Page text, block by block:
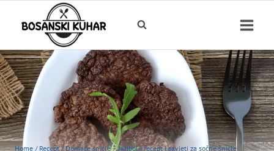
Home / Recept / Domaće šnicle – Najbolji recept i savjeti za sočne šnicle